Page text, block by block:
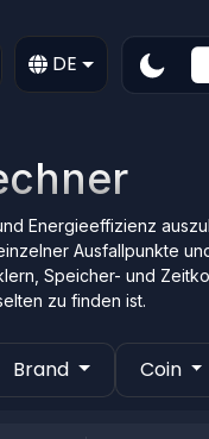
DE
Energieeffizienz
Ausfallpunkte
Speicher- und
zu finden ist.
Brand Coin